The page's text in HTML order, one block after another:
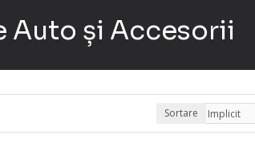
Auto și Accesorii
Sortare